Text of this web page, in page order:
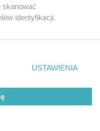
skanować
identyfikacji.
prywatności
strony
wymagają zgody
się takiemu
zastosowanie tylko
USTAWIENIA